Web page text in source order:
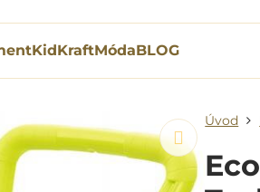
KidKraftMódaBLOG
Úvod